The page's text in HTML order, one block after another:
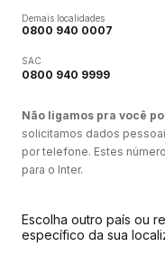
Demais localidades
0800 940 0007
SAC
0800 940 9999
Não ligamos pra você
solicitamos dados
por telefone. Estes
para o Inter.
Escolha outro país ou
específico da sua